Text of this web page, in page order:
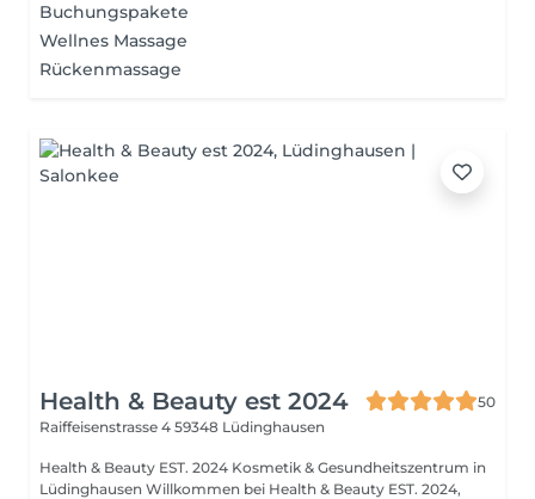
Buchungspakete
Wellnes Massage
Rückenmassage
Health & Beauty est 2024
50
Raiffeisenstrasse 4 59348 Lüdinghausen
Health & Beauty EST. 2024 Kosmetik & Gesundheitszentrum in
Lüdinghausen Willkommen bei Health & Beauty EST. 2024,